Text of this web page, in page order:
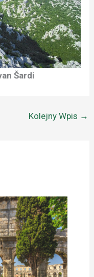
Šardi
Kolejny Wpis →